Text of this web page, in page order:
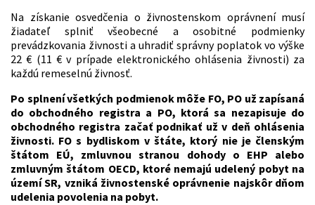
Na získanie osvedčenia o živnostenskom oprávnení musí
žiadateľ splniť všeobecné a osobitné podmienky
prevádzkovania živnosti a uhradiť správny poplatok vo výške
22 € (11 € v prípade elektronického ohlásenia živnosti) za
každú remeselnú živnosť.
Po splnení všetkých podmienok môže FO, PO už zapísaná
do obchodného registra a PO, ktorá sa nezapisuje do
obchodného registra začať podnikať už v deň ohlásenia
živnosti. FO s bydliskom v štáte, ktorý nie je členským
štátom EÚ, zmluvnou stranou dohody o EHP alebo
zmluvným štátom OECD, ktoré nemajú udelený pobyt na
území SR, vzniká živnostenské oprávnenie najskôr dňom
udelenia povolenia na pobyt.